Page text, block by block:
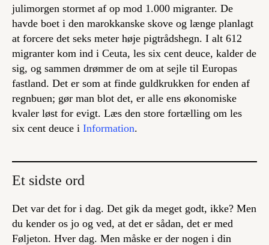
julimorgen stormet af op mod 1.000 migranter. De
havde boet i den marokkanske skove og længe planlagt
at forcere det seks meter høje pigtrådshegn. I alt 612
migranter kom ind i Ceuta, les six cent deuce, kalder de
sig, og sammen drømmer de om at sejle til Europas
fastland. Det er som at finde guldkrukken for enden af
regnbuen; gør man blot det, er alle ens økonomiske
kvaler løst for evigt. Læs den store fortælling om les
six cent deuce i Information.
Et sidste ord
Det var det for i dag. Det gik da meget godt, ikke? Men
du kender os jo og ved, at det er sådan, det er med
Føljeton. Hver dag. Men måske er der nogen i din